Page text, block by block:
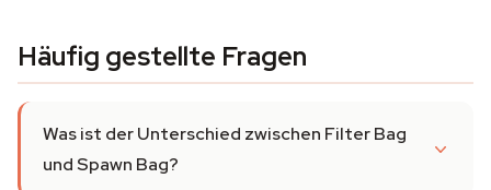
Häufig gestellte Fragen
Was ist der Unterschied zwischen Filter Bag
und Spawn Bag?